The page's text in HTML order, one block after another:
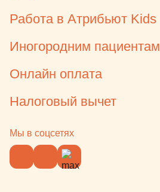
Работа в Атрибьют Kids
Иногородним пациентам
Онлайн оплата
Налоговый вычет
Мы в соцсетях